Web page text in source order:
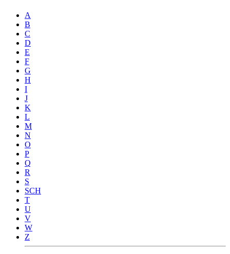
A
B
C
D
E
F
G
H
I
J
K
L
M
N
O
P
Q
R
S
SCH
T
U
V
W
Z